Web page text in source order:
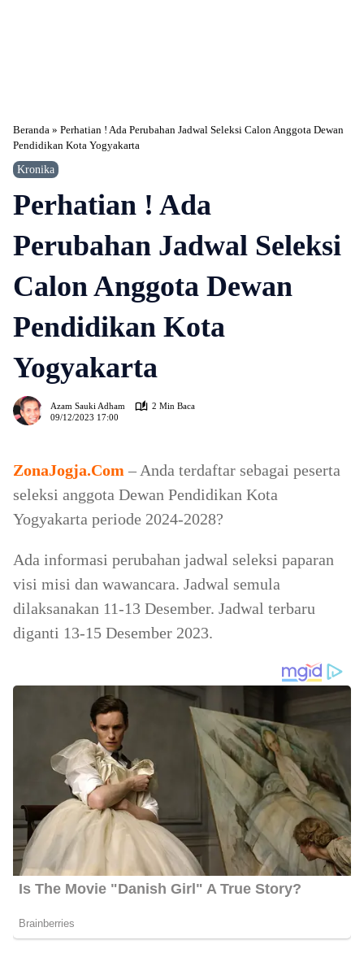
Beranda » Perhatian ! Ada Perubahan Jadwal Seleksi Calon Anggota Dewan
Pendidikan Kota Yogyakarta
Kronika
Perhatian ! Ada
Perubahan Jadwal Seleksi
Calon Anggota Dewan
Pendidikan Kota
Yogyakarta
Azam Sauki Adham
2 Min Baca
09/12/2023 17:00
ZonaJogja.Com – Anda terdaftar sebagai peserta
seleksi anggota Dewan Pendidikan Kota
Yogyakarta periode 2024-2028?
Ada informasi perubahan jadwal seleksi paparan
visi misi dan wawancara. Jadwal semula
dilaksanakan 11-13 Desember. Jadwal terbaru
diganti 13-15 Desember 2023.